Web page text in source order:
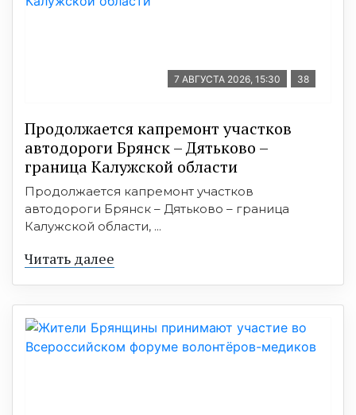
7 АВГУСТА 2026, 15:30 38
Продолжается капремонт участков
автодороги Брянск – Дятьково –
граница Калужской области
Продолжается капремонт участков
автодороги Брянск – Дятьково – граница
Калужской области, ...
Читать далее